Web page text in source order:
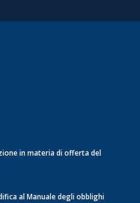
in materia di offerta del
al Manuale degli obblighi